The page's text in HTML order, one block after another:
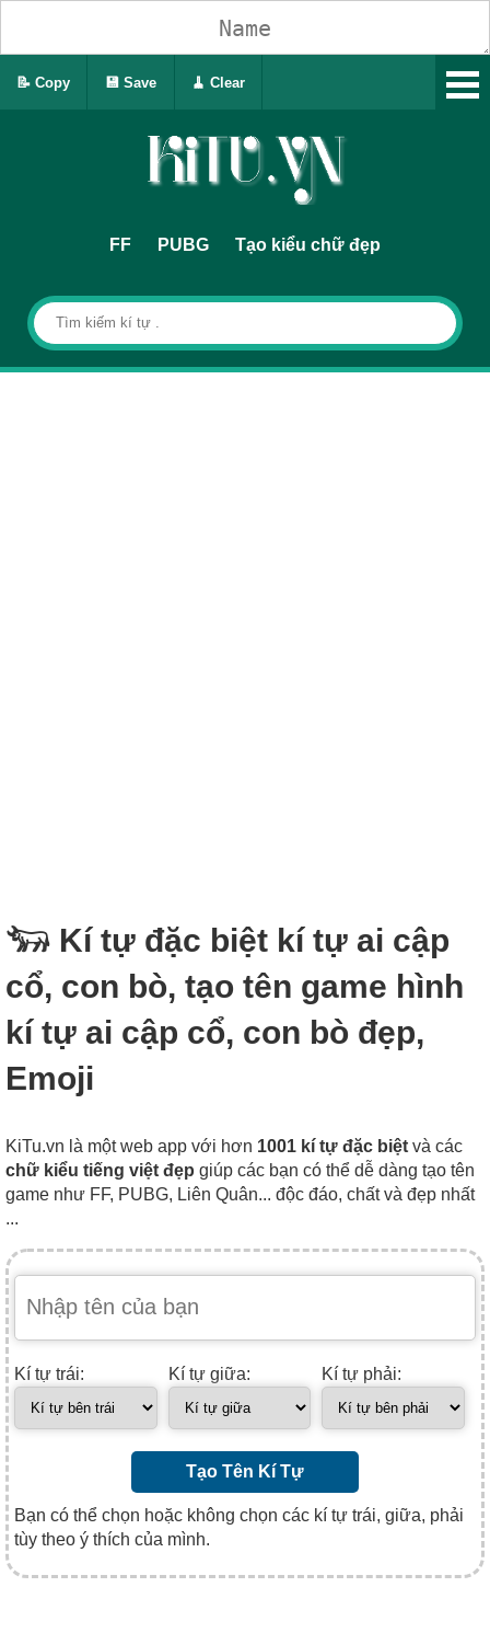
FF PUBG Tạo kiểu chữ đẹp
𓃓 Kí tự đặc biệt kí tự ai cập
cổ, con bò, tạo tên game hình
kí tự ai cập cổ, con bò đẹp,
Emoji
KiTu.vn là một web app với hơn 1001 kí tự đặc biệt và các
chữ kiểu tiếng việt đẹp giúp các bạn có thể dễ dàng tạo tên
game như FF, PUBG, Liên Quân... độc đáo, chất và đẹp nhất
...
Kí tự trái: Kí tự giữa: Kí tự phải:
Tạo Tên Kí Tự
Bạn có thể chọn hoặc không chọn các kí tự trái, giữa, phải
tùy theo ý thích của mình.
📝 Copy 💾 Save 🧹 Clear